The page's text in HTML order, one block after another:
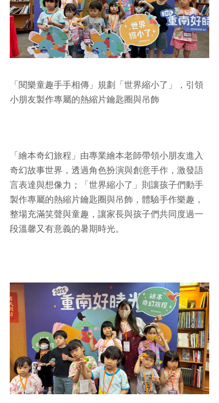
「閱樂童趣手手相傳」規劃「世界縮小了」，引領
小朋友製作專屬的熱縮片鑰匙圈與吊飾
「繪本奇幻旅程」由專業繪本老師帶領小朋友進入
奇幻故事世界，透過角色扮演與創意手作，激發語
言表達與想像力；「世界縮小了」則讓孩子們動手
製作專屬的熱縮片鑰匙圈與吊飾，體驗手作樂趣，
整場充滿笑聲與童趣，讓家長與孩子們共同度過一
段溫馨又有意義的暑期時光。